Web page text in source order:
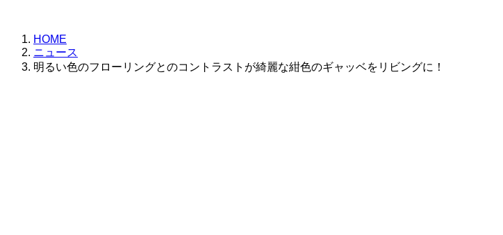
:
HOME
ニュース
明るい色のフローリングとのコントラストが綺麗な紺色のギャッベをリビングに！